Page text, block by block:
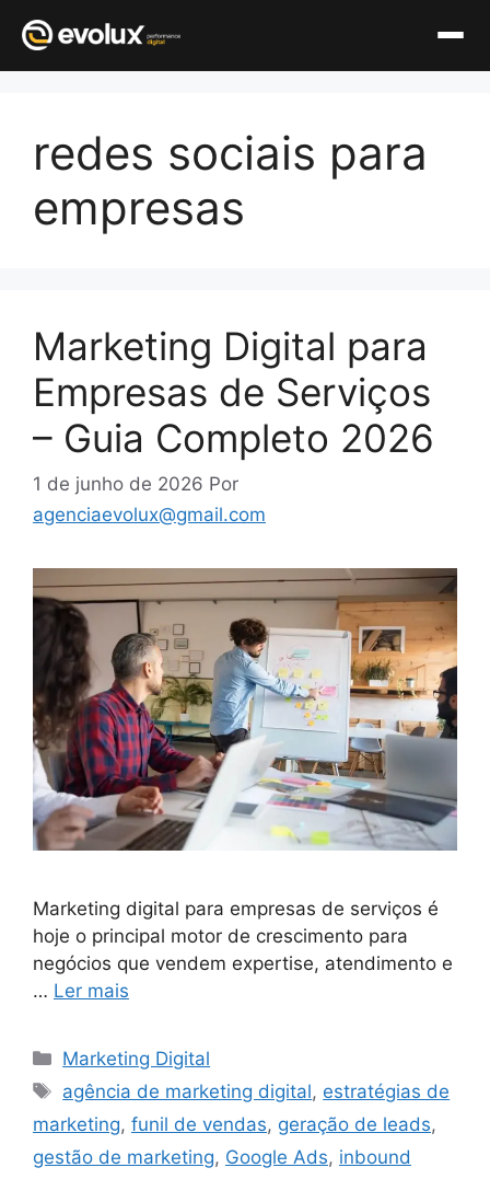
conteúdo
redes sociais para
empresas
Marketing Digital para
Empresas de Serviços
– Guia Completo 2026
1 de junho de 2026 Por
agenciaevolux@gmail.com
Marketing digital para empresas de serviços é
hoje o principal motor de crescimento para
negócios que vendem expertise, atendimento e
… Ler mais
Categorias
Marketing Digital
Tags
agência de marketing digital, estratégias de
marketing, funil de vendas, geração de leads,
gestão de marketing, Google Ads, inbound